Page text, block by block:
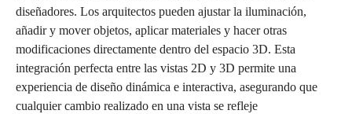
diseñadores. Los arquitectos pueden ajustar la iluminación,
añadir y mover objetos, aplicar materiales y hacer otras
modificaciones directamente dentro del espacio 3D. Esta
integración perfecta entre las vistas 2D y 3D permite una
experiencia de diseño dinámica e interactiva, asegurando que
cualquier cambio realizado en una vista se refleje